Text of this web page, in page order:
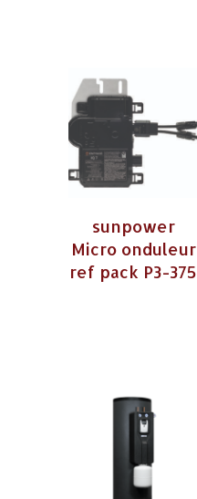
sunpower
Micro onduleur
ref pack P3-375